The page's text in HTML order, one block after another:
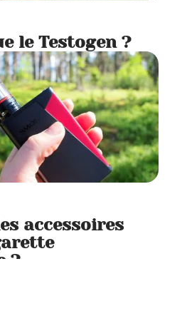
le Testogen ?
accessoires
?